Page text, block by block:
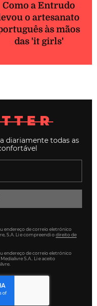
Como a Entrudo
o artesanato
às mãos
das 'it girls'
diariamente todas as
endereço de correio eletrónico
S.A. Li e compreendi odireito de
endereço de correio eletrónico
S.A.. Li e aceito